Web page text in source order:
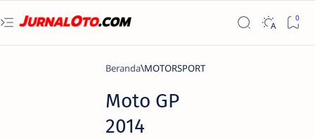
Beranda MOTORSPORT
Moto GP
2014